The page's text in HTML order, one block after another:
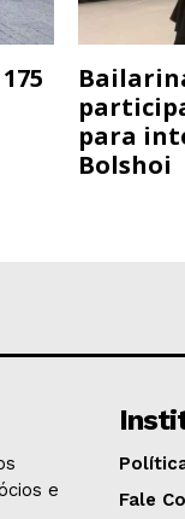
para
Bolshoi
e
Fale